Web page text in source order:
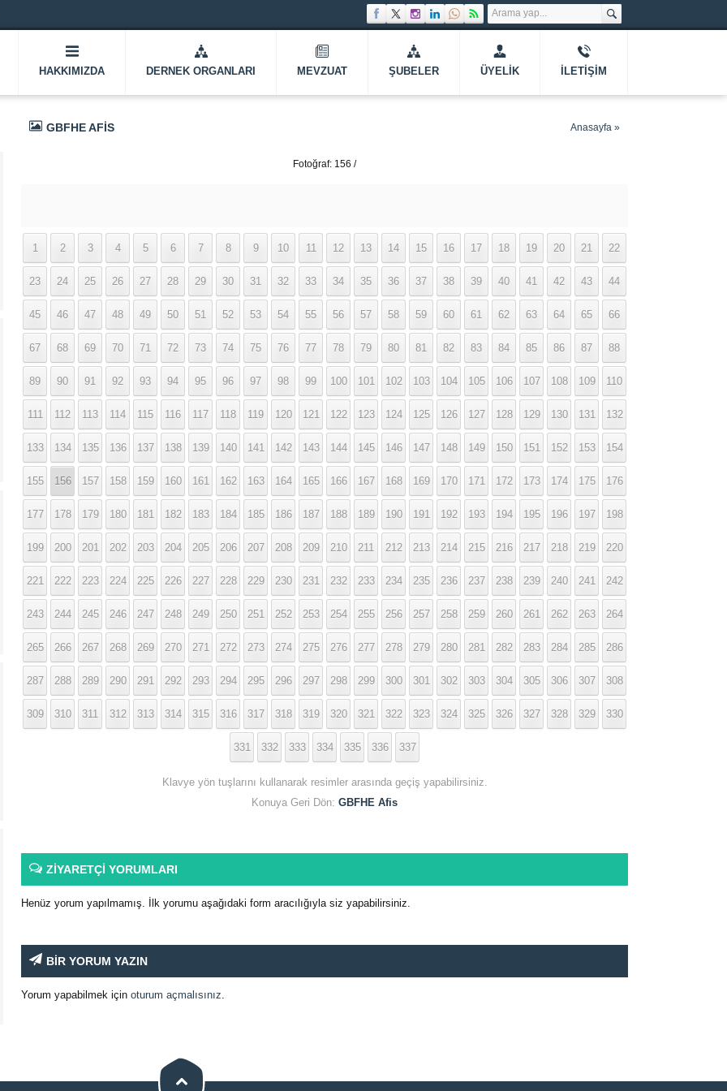
HAKKIMIZDA DERNEK ORGANLARI MEVZUAT ŞUBELER ÜYELIK İLETIŞIM
GBFHE AFIS Anasayfa »
Fotoğraf: 156 /
1 2 3 4 5 6 7 8 9 10 11 12 13 14 15 16 17 18 19 20 21 22
23 24 25 26 27 28 29 30 31 32 33 34 35 36 37 38 39 40 41 42 43 44
45 46 47 48 49 50 51 52 53 54 55 56 57 58 59 60 61 62 63 64 65 66
67 68 69 70 71 72 73 74 75 76 77 78 79 80 81 82 83 84 85 86 87 88
89 90 91 92 93 94 95 96 97 98 99 100 101 102 103 104 105 106 107 108 109 110
111 112 113 114 115 116 117 118 119 120 121 122 123 124 125 126 127 128 129 130 131 132
133 134 135 136 137 138 139 140 141 142 143 144 145 146 147 148 149 150 151 152 153 154
155 156 157 158 159 160 161 162 163 164 165 166 167 168 169 170 171 172 173 174 175 176
177 178 179 180 181 182 183 184 185 186 187 188 189 190 191 192 193 194 195 196 197 198
199 200 201 202 203 204 205 206 207 208 209 210 211 212 213 214 215 216 217 218 219 220
221 222 223 224 225 226 227 228 229 230 231 232 233 234 235 236 237 238 239 240 241 242
243 244 245 246 247 248 249 250 251 252 253 254 255 256 257 258 259 260 261 262 263 264
265 266 267 268 269 270 271 272 273 274 275 276 277 278 279 280 281 282 283 284 285 286
287 288 289 290 291 292 293 294 295 296 297 298 299 300 301 302 303 304 305 306 307 308
309 310 311 312 313 314 315 316 317 318 319 320 321 322 323 324 325 326 327 328 329 330
331 332 333 334 335 336 337
Klavye yön tuşlarını kullanarak resimler arasında geçiş yapabilirsiniz.
Konuya Geri Dön: GBFHE Afis
ZİYARETÇİ YORUMLARI
Henüz yorum yapılmamış. İlk yorumu aşağıdaki form aracılığıyla siz yapabilirsiniz.
BİR YORUM YAZIN
Yorum yapabilmek için oturum açmalısınız